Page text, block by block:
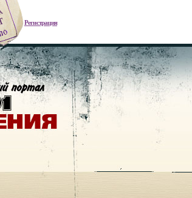
Регистрация